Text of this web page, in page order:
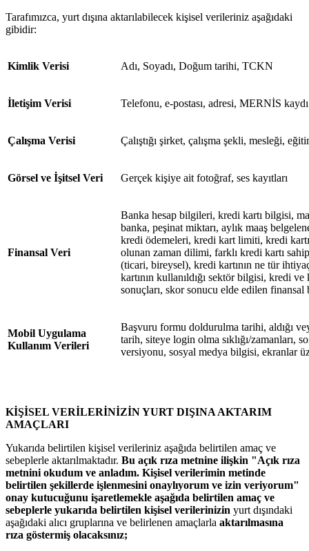
Tarafımızca, yurt dışına aktarılabilecek kişisel verileriniz aşağıdaki
gibidir:
Kimlik Verisi Adı, Soyadı, Doğum tarihi, TCKN
İletişim Verisi Telefonu, e-postası, adresi, MERNİS kaydı
Çalışma Verisi Çalıştığı şirket, çalışma şekli, mesleği,
Görsel ve İşitsel Veri Gerçek kişiye ait fotoğraf, ses kayıtları
Finansal Veri
Banka hesap bilgileri, kredi kartı bilgisi,
banka, peşinat miktarı, aylık maaş
kredi ödemeleri, kredi kart limiti, kredi
olunan zaman dilimi, farklı kredi kartı
(ticari, bireysel), kredi kartının ne tür
kartının kullanıldığı sektör bilgisi, kredi
sonuçları, skor sonucu elde edilen finansal
Mobil Uygulama
Kullanım Verileri
Başvuru formu doldurulma tarihi, aldığı
tarih, siteye login olma sıklığı/zamanları,
versiyonu, sosyal medya bilgisi, ekranlar
KİŞİSEL VERİLERİNİZİN YURT DIŞINA AKTARIM
AMAÇLARI
Yukarıda belirtilen kişisel verileriniz aşağıda belirtilen amaç ve
sebeplerle aktarılmaktadır. Bu açık rıza metnine ilişkin "Açık rıza
metnini okudum ve anladım. Kişisel verilerimin metinde
belirtilen şekillerde işlenmesini onaylıyorum ve izin veriyorum"
onay kutucuğunu işaretlemekle aşağıda belirtilen amaç ve
sebeplerle yukarıda belirtilen kişisel verilerinizin yurt dışındaki
aşağıdaki alıcı gruplarına ve belirlenen amaçlarla aktarılmasına
rıza göstermiş olacaksınız;